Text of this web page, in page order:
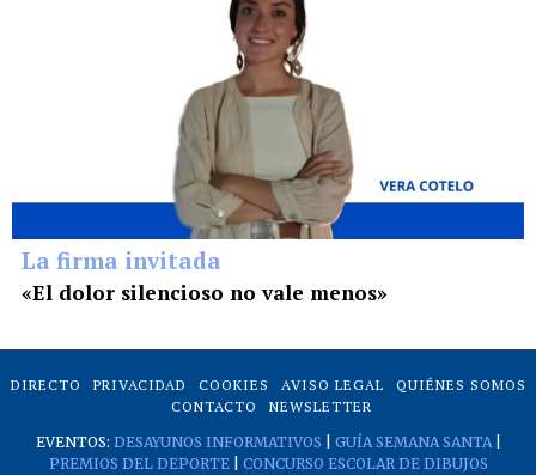
La firma invitada
«El dolor silencioso no vale menos»
DIRECTO PRIVACIDAD COOKIES AVISO LEGAL
QUIÉNES SOMOS
CONTACTO
NEWSLETTER
EVENTOS: DESAYUNOS INFORMATIVOS GUÍA SEMANA SANTA|
PREMIOS DEL DEPORTE| CONCURSO ESCOLAR DE DIBUJOS